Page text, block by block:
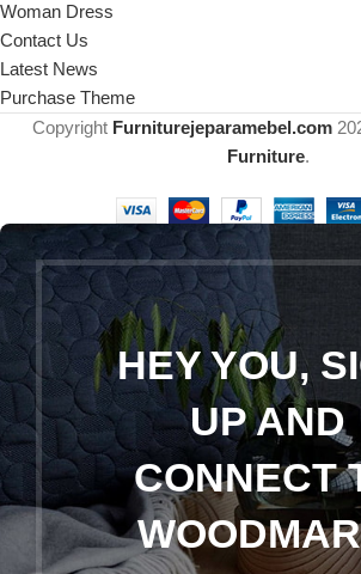
Woman Dress
Contact Us
Latest News
Purchase Theme
Copyright Furniturejeparamebel.com
Furniture.
HEY YOU,
UP AND
CONNECT